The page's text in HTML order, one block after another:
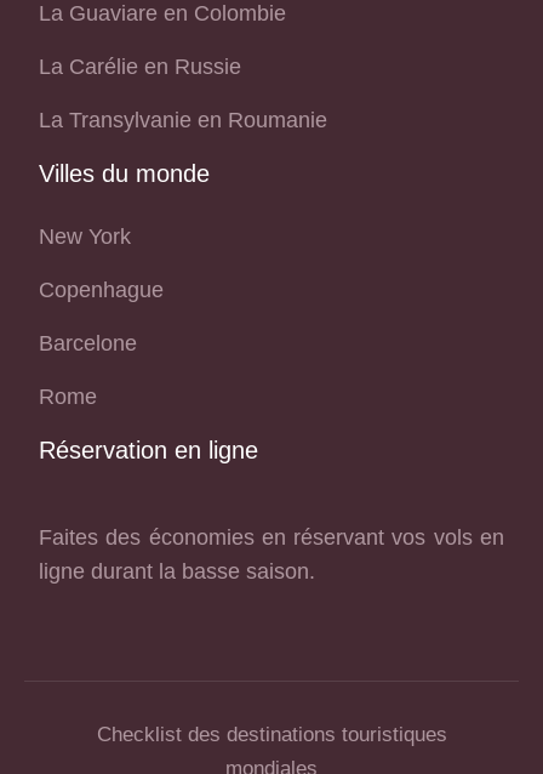
La Guaviare en Colombie
La Carélie en Russie
La Transylvanie en Roumanie
Villes du monde
New York
Copenhague
Barcelone
Rome
Réservation en ligne
Faites des économies en réservant vos vols en
ligne durant la basse saison.
Checklist des destinations touristiques
mondiales